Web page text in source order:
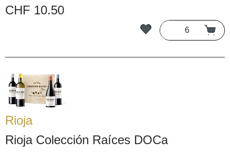
CHF 10.50
Rioja
Rioja Colección Raíces DOCa